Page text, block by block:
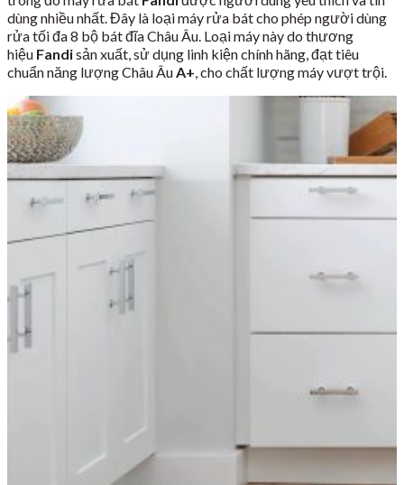
dùng nhiều nhất. Đây là loại máy rửa bát cho phép người dùng
rửa tối đa 8 bộ bát đĩa Châu Âu. Loại máy này do thương
hiệu Fandisản xuất, sử dụng linh kiện chính hãng, đạt tiêu
chuẩn năng lượng Châu Âu A+ , cho chất lượng máy vượt trội.